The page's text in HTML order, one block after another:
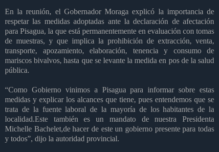
En la reunión, el Gobernador Moraga explicó la importancia de
respetar las medidas adoptadas ante la declaración de afectación
para Pisagua, la que está permanentemente en evaluación con tomas
de muestras, y que implica la prohibición de extracción, venta,
transporte, apozamiento, elaboración, tenencia y consumo de
mariscos bivalvos, hasta que se levante la medida en pos de la salud
pública.
“Como Gobierno vinimos a Pisagua para informar sobre estas
medidas y explicar los alcances que tiene, pues entendemos que se
trata de la fuente laboral de la mayoría de los habitantes de la
localidad.Este también es un mandato de nuestra Presidenta
Michelle Bachelet,de hacer de este un gobierno presente para todas
y todos”, dijo la autoridad provincial.